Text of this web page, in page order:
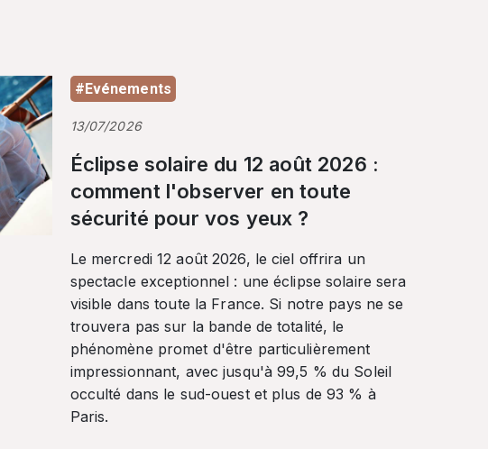
#Evénements
13/07/2026
Éclipse solaire du 12 août 2026 :
comment l'observer en toute
sécurité pour vos yeux ?
Le mercredi 12 août 2026, le ciel offrira un
spectacle exceptionnel : une éclipse solaire sera
visible dans toute la France. Si notre pays ne se
trouvera pas sur la bande de totalité, le
phénomène promet d'être particulièrement
impressionnant, avec jusqu'à 99,5 % du Soleil
occulté dans le sud-ouest et plus de 93 % à
Paris.